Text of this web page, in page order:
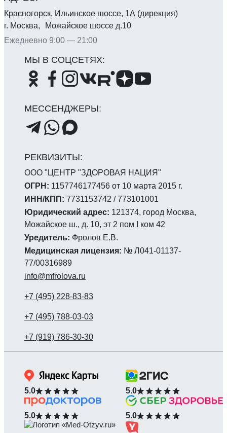
ООО "ЦЕНТР "ЗДОРОВАЯ НАЦИЯ"
ОГРН: 1157746177456 от 10 марта 2015 г.
ИНН/КПП: 7731153742 / 773101001
Юридический адрес: 121374, город Москва,
Можайское ш., д. 10, эт 2 пом I ком 42
Уредитель: Фролов Е.В.
Медицинская лицензия: № Л041-01137-
77/00316989
info@mfrolova.ru
Красногорск, Ильинское шоссе, 1А (дирекция)
г. Москва, Можайское шоссе д.10
Ежедневно 9:00 — 21:00
5.0 5.0
5.0 5.0